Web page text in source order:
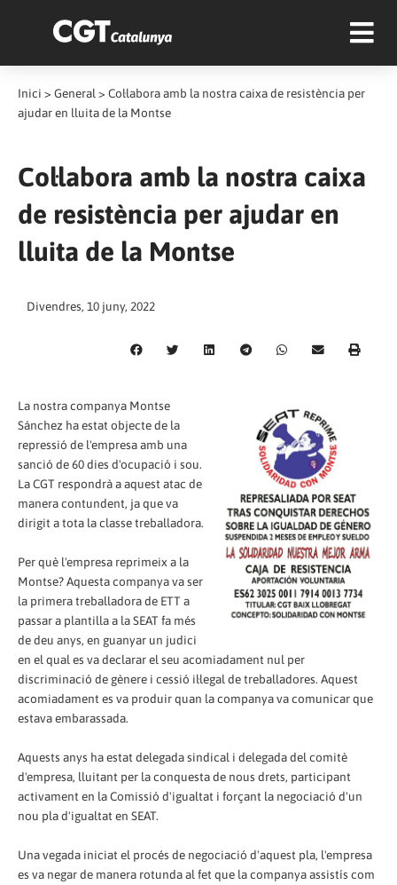
Inici > General > Col·labora amb la nostra caixa de resistència per
ajudar en lluita de la Montse
Col·labora amb la nostra caixa
de resistència per ajudar en
lluita de la Montse
Divendres, 10 juny, 2022
La nostra companya Montse
Sánchez ha estat objecte de la
repressió de l'empresa amb una
sanció de 60 dies d'ocupació i sou.
La CGT respondrà a aquest atac de
manera contundent, ja que va
dirigit a tota la classe treballadora.
Per què l'empresa reprimeix a la
Montse? Aquesta companya va ser
la primera treballadora de ETT a
passar a plantilla a la SEAT fa més
de deu anys, en guanyar un judici
en el qual es va declarar el seu acomiadament nul per
discriminació de gènere i cessió il·legal de treballadores. Aquest
acomiadament es va produir quan la companya va comunicar que
estava embarassada.
Aquests anys ha estat delegada sindical i delegada del comitè
d'empresa, lluitant per la conquesta de nous drets, participant
activament en la Comissió d'igualtat i forçant la negociació d'un
nou pla d'igualtat en SEAT.
Una vegada iniciat el procés de negociació d'aquest pla, l'empresa
es va negar de manera rotunda al fet que la companya assistís com